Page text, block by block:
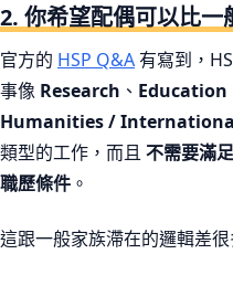
2. 你希望配偶可以比
官方的 HSP Q&A 有寫到，
事像 Research 、 Education
Humanities /
類型的工作，而且 不需要滿
職歷條件 。
這跟一般家族滯在的邏輯差